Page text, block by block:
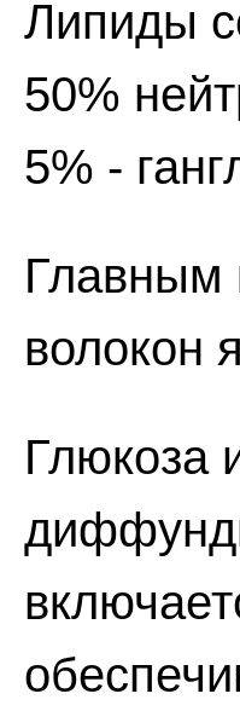
Липиды
50%
5% -
Главным
волокон
Глюкоза